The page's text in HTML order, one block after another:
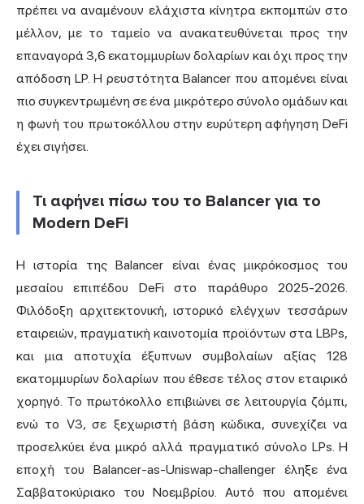
πρέπει να αναμένουν ελάχιστα κίνητρα εκπομπών στο
μέλλον, με το ταμείο να ανακατευθύνεται προς την
επαναγορά 3,6 εκατομμυρίων δολαρίων και όχι προς την
απόδοση LP. Η ρευστότητα Balancer που απομένει είναι
πιο συγκεντρωμένη σε ένα μικρότερο σύνολο ομάδων και
η φωνή του πρωτοκόλλου στην ευρύτερη αφήγηση DeFi
έχει σιγήσει.
Τι αφήνει πίσω του το Balancer για το
Modern DeFi
Η ιστορία της Balancer είναι ένας μικρόκοσμος του
μεσαίου επιπέδου DeFi στο παράθυρο 2025-2026.
Φιλόδοξη αρχιτεκτονική, ιστορικό ελέγχων τεσσάρων
εταιρειών, πραγματική καινοτομία προϊόντων στα LBPs,
και μια αποτυχία έξυπνων συμβολαίων αξίας 128
εκατομμυρίων δολαρίων που έθεσε τέλος στον εταιρικό
χορηγό. Το πρωτόκολλο επιβιώνει σε λειτουργία ζόμπι,
ενώ το V3, σε ξεχωριστή βάση κώδικα, συνεχίζει να
προσελκύει ένα μικρό αλλά πραγματικό σύνολο LPs. Η
εποχή του Balancer-as-Uniswap-challenger έληξε ένα
Σαββατοκύριακο του Νοεμβρίου. Αυτό που απομένει